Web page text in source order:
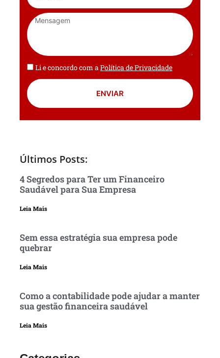
Li e concordo com aPolítica de Privacidade
ENVIAR
Últimos Posts:
4 Segredos para Ter um Financeiro
Saudável para Sua Empresa
Leia Mais
Sem essa estratégia sua empresa pode
quebrar
Leia Mais
Como a contabilidade pode ajudar a manter
sua gestão financeira saudável
Leia Mais